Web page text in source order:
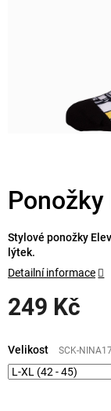
Ponožky
249 Kč
cena:
Velikost SCK-
Stylové ponožky
lýtek.
Detailní informace